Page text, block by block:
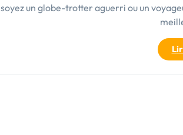
soyez un globe-trotter aguerri ou un